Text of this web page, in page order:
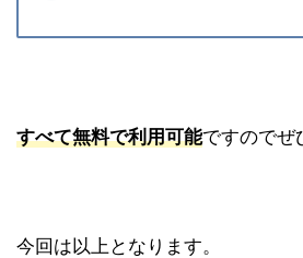
すべて無料で利用可能ですのでぜ
今回は以上となります。